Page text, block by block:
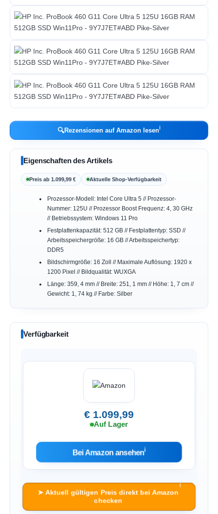
🔍Rezensionen auf Amazon lesenℹ︎
Eigenschaften des Artikels
Preis ab 1.099,99 € Aktuelle Shop-Verfügbarkeit
Prozessor-Modell: Intel Core Ultra 5 // Prozessor-
Nummer: 125U // Prozessor Boost Frequenz: 4, 30 GHz
// Betriebssystem: Windows 11 Pro
Festplattenkapazität: 512 GB // Festplattentyp: SSD //
Arbeitsspeichergröße: 16 GB // Arbeitsspeichertyp:
DDR5
Bildschirmgröße: 16 Zoll // Maximale Auflösung: 1920 x
1200 Pixel // Bildqualität: WUXGA
Länge: 359, 4 mm // Breite: 251, 1 mm // Höhe: 1, 7 cm //
Gewicht: 1, 74 kg // Farbe: Silber
Verfügbarkeit
€ 1.099,99
Auf Lager
Bei Amazon ansehenℹ︎
➤ Aktuell gültigen Preis direkt bei Amazon
checken
ℹ︎